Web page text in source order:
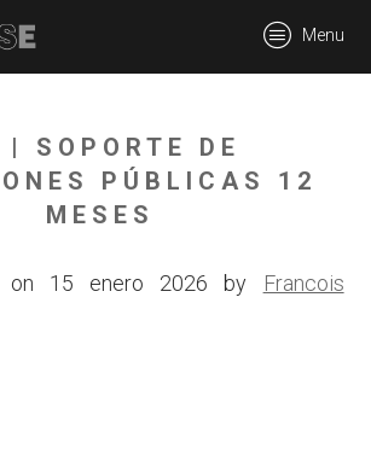
Menu
| SOPORTE DE
PÚBLICAS 12
MESES
on 15 enero 2026 by
Francois